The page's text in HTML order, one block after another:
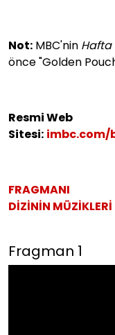
Not: MBC'nin Hafta
önce "Golden
Resmi Web
Sitesi:
FRAGMANI
DİZİNİN MÜZİKLERİ
Fragman 1